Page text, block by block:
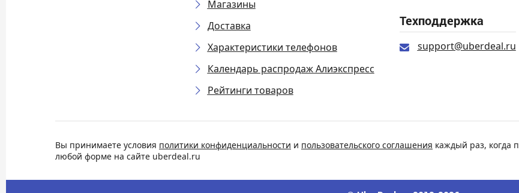
Магазины
Доставка
Характеристики телефонов
Календарь распродаж Алиэкспресс
Рейтинги товаров
Техподдержка
support@uberdeal.ru
Вы принимаете условия политики конфиденциальности и пользовательского соглашения каждый раз, когда
любой форме на сайте uberdeal.ru